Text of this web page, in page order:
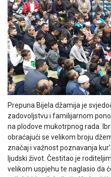
Prepuna Bijela džamija je
zadovoljstvu i familijarnom
na plodove mukotrpnog rada.
obraćajući se velikom broju
značaj i važnost poznavanja
ljudski život. Čestitao je
velikom uspjehu te naglasio da